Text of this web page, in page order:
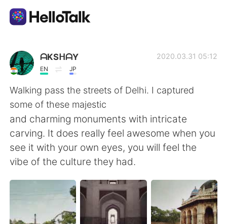
Appli d'échange linguistique
AI Grammar Checker
Français
English 简体中文
繁體中文 Español
Deutsch
ᗩKSᕼᗩY
EN JP
2020.03.31 05:12
Walking pass the streets of Delhi. I captured
some of these majestic
and charming monuments with intricate
carving. It does really feel awesome when you
see it with your own eyes, you will feel the
vibe of the culture they had.